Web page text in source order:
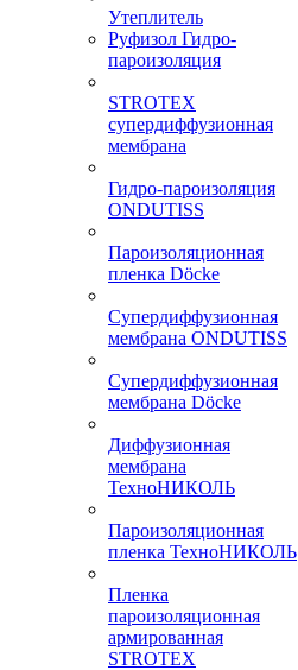
Утеплитель
Руфизол Гидро-
пароизоляция
STROTEX
супердиффузионная
мембрана
Гидро-пароизоляция
ONDUTISS
Пароизоляционная
пленка Döcke
Супердиффузионная
мембрана ONDUTISS
Супердиффузионная
мембрана Döcke
Диффузионная
мембрана
ТехноНИКОЛЬ
Пароизоляционная
пленка ТехноНИКОЛЬ
Пленка
пароизоляционная
армированная
STROTEX